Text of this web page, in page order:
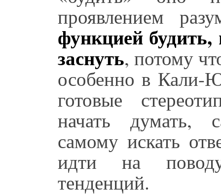
проявлением
функцией
заснуть, потому
особенно в Кали-
готовые
начать думать,
самому искать
идти на
тенденций.